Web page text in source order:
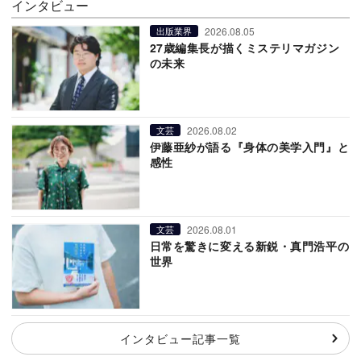
インタビュー
出版業界 2026.08.05
27歳編集長が描くミステリマガジン
の未来
文芸 2026.08.02
伊藤亜紗が語る『身体の美学入門』と
感性
文芸 2026.08.01
日常を驚きに変える新鋭・真門浩平の
世界
インタビュー記事一覧